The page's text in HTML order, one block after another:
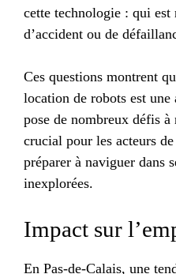
cette technologie : qui est
d’accident ou de
Ces questions montrent
location de robots est
pose de nombreux défis
crucial pour les acteurs
préparer à naviguer dans
inexplorées.
Impact sur
En Pas-de-Calais, une